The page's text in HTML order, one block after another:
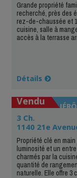
Grande propriété
recherché, près des
rez-de-chaussée et
cuisine, salle à
accès à la terrasse
Détails
SAINT-
Vendu
3 Ch.
1140 21e
Propriété clé en
luminosité et un
charmés par la
quantité de
naturelle. Elle offre 3